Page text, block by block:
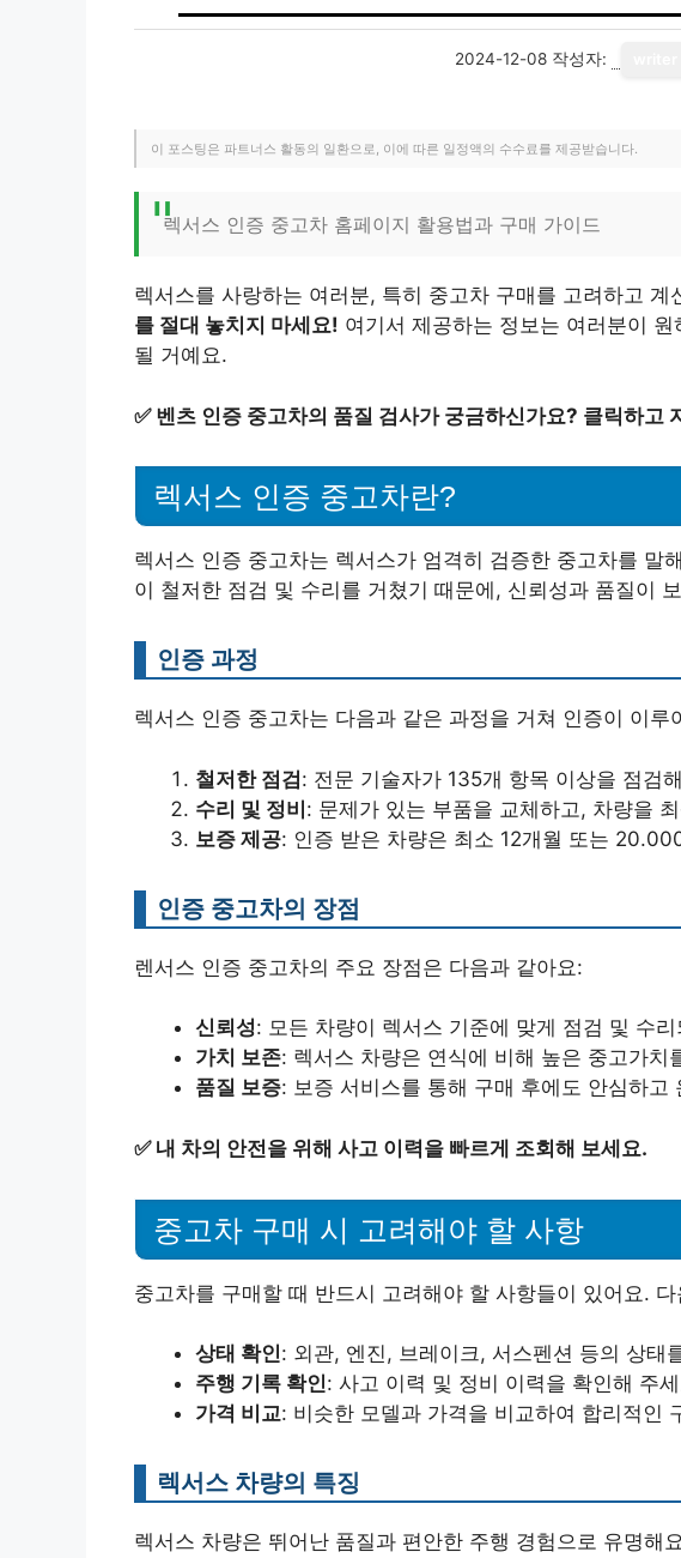
2024-12-08 작성자:
이 포스팅은 파트너스 활동의 일환으로, 이에 따른 일정액의 수수료를 제공받습니다.
렉서스 인증 중고차 홈페이지 활용법과 구매 가이드
렉서스를 사랑하는 여러분, 특히 중고차 구매를 고려하고 계
를 절대 놓치지 마세요! 여기서 제공하는 정보는 여러분이
될 거예요.
✅ 벤츠 인증 중고차의 품질 검사가 궁금하신가요? 클릭하고
렉서스 인증 중고차란?
렉서스 인증 중고차는 렉서스가 엄격히 검증한 중고차를 말
이 철저한 점검 및 수리를 거쳤기 때문에, 신뢰성과 품질이
인증 과정
렉서스 인증 중고차는 다음과 같은 과정을 거쳐 인증이 이루
철저한 점검: 전문 기술자가 135개 항목 이상을 점검
수리 및 정비: 문제가 있는 부품을 교체하고, 차량을
보증 제공: 인증 받은 차량은 최소 12개월 또는
인증 중고차의 장점
렌서스 인증 중고차의 주요 장점은 다음과 같아요:
신뢰성: 모든 차량이 렉서스 기준에 맞게 점검 및 수
가치 보존: 렉서스 차량은 연식에 비해 높은 중고가치
품질 보증: 보증 서비스를 통해 구매 후에도 안심하고
✅ 내 차의 안전을 위해 사고 이력을 빠르게 조회해 보세요.
중고차 구매 시 고려해야 할 사항
중고차를 구매할 때 반드시 고려해야 할 사항들이 있어요.
상태 확인: 외관, 엔진, 브레이크, 서스펜션 등의 상태
주행 기록 확인: 사고 이력 및 정비 이력을 확인해 주
가격 비교: 비슷한 모델과 가격을 비교하여 합리적인
렉서스 차량의 특징
렉서스 차량은 뛰어난 품질과 편안한 주행 경험으로 유명해